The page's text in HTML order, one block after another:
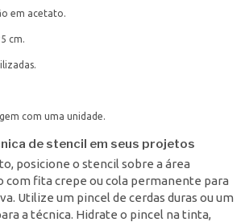
em acetato.
cm.
com uma unidade.
de stencil em seus projetos
posicione o stencil sobre a área
com fita crepe ou cola permanente para
Utilize um pincel de cerdas duras ou um
a técnica. Hidrate o pincel na tinta,